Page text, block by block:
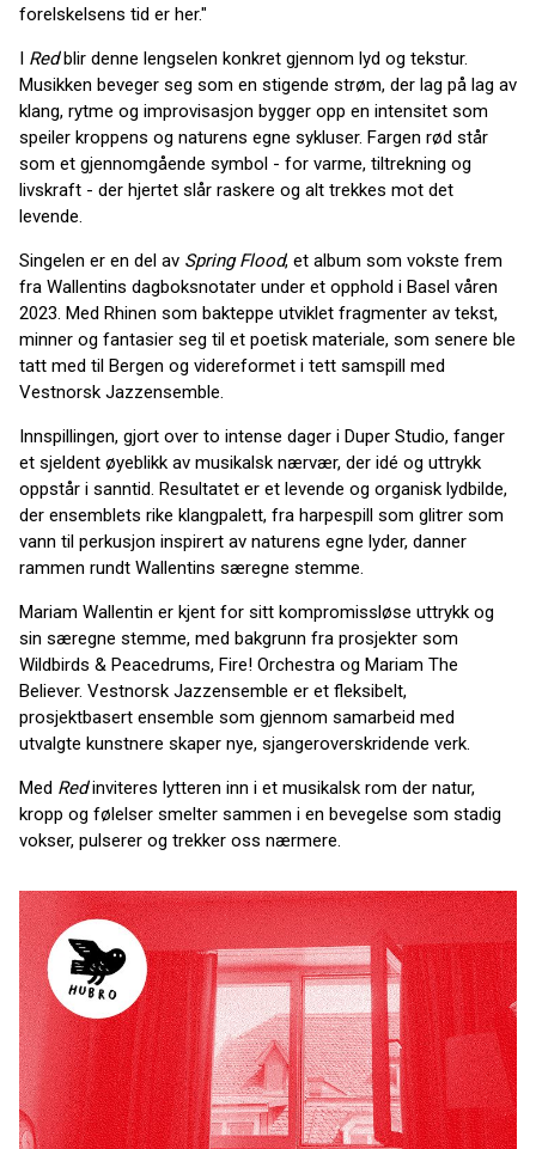
forelskelsens tid er her."
I Redblir denne lengselen konkret gjennom lyd og tekstur.
Musikken beveger seg som en stigende strøm, der lag på lag av
klang, rytme og improvisasjon bygger opp en intensitet som
speiler kroppens og naturens egne sykluser. Fargen rød står
som et gjennomgående symbol - for varme, tiltrekning og
livskraft - der hjertet slår raskere og alt trekkes mot det
levende.
Singelen er en del av Spring Flood, et album som vokste frem
fra Wallentins dagboksnotater under et opphold i Basel våren
2023. Med Rhinen som bakteppe utviklet fragmenter av tekst,
minner og fantasier seg til et poetisk materiale, som senere ble
tatt med til Bergen og videreformet i tett samspill med
Vestnorsk Jazzensemble.
Innspillingen, gjort over to intense dager i Duper Studio, fanger
et sjeldent øyeblikk av musikalsk nærvær, der idé og uttrykk
oppstår i sanntid. Resultatet er et levende og organisk lydbilde,
der ensemblets rike klangpalett, fra harpespill som glitrer som
vann til perkusjon inspirert av naturens egne lyder, danner
rammen rundt Wallentins særegne stemme.
Mariam Wallentin er kjent for sitt kompromissløse uttrykk og
sin særegne stemme, med bakgrunn fra prosjekter som
Wildbirds & Peacedrums, Fire! Orchestra og Mariam The
Believer. Vestnorsk Jazzensemble er et fleksibelt,
prosjektbasert ensemble som gjennom samarbeid med
utvalgte kunstnere skaper nye, sjangeroverskridende verk.
Med Redinviteres lytteren inn i et musikalsk rom der natur,
kropp og følelser smelter sammen i en bevegelse som stadig
vokser, pulserer og trekker oss nærmere.